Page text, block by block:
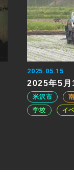
2025.05.15
2025年5月
米沢市
学校
イ